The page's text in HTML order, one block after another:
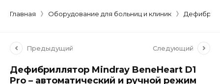
Главная Оборудование для больниц и клиник
Предыдущий Следующий
Дефибриллятор Mindray BeneHeart D1
Pro – автоматический и ручной режим